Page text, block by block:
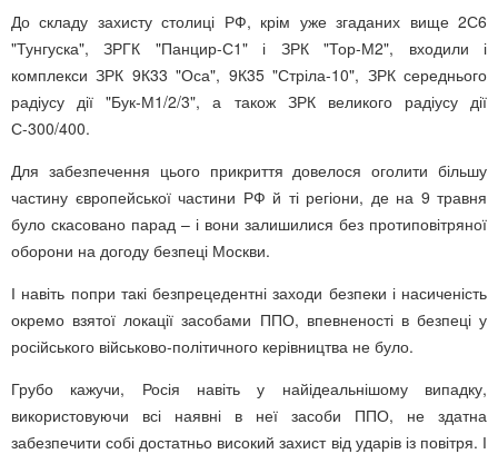
До складу захисту столиці РФ, крім уже згаданих вище 2С6
"Тунгуска", ЗРГК "Панцир-С1" і ЗРК "Тор-М2", входили і
комплекси ЗРК 9К33 "Оса", 9К35 "Стріла-10", ЗРК середнього
радіусу дії "Бук-М1/2/3", а також ЗРК великого радіусу дії
С-300/400.
Для забезпечення цього прикриття довелося оголити більшу
частину європейської частини РФ й ті регіони, де на 9 травня
було скасовано парад – і вони залишилися без протиповітряної
оборони на догоду безпеці Москви.
І навіть попри такі безпрецедентні заходи безпеки і насиченість
окремо взятої локації засобами ППО, впевненості в безпеці у
російського військово-політичного керівництва не було.
Грубо кажучи, Росія навіть у найідеальнішому випадку,
використовуючи всі наявні в неї засоби ППО, не здатна
забезпечити собі достатньо високий захист від ударів із повітря. І